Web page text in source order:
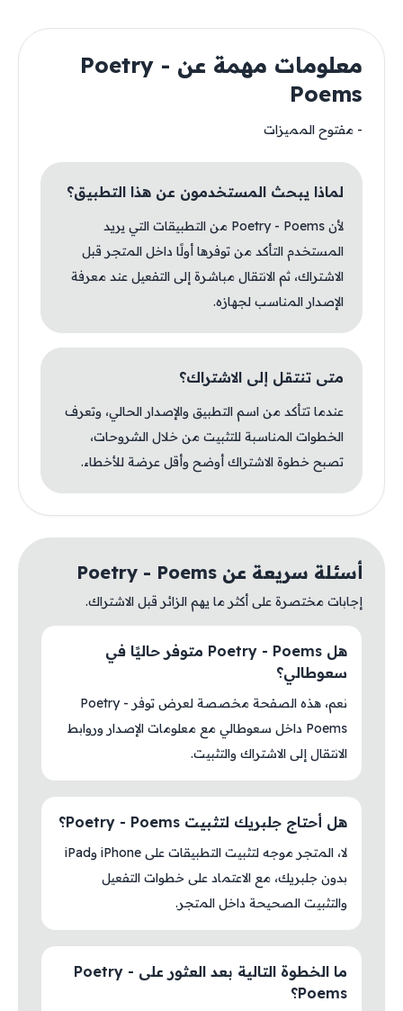
معلومات مهمة عن Poetry -
Poems
- مفتوح المميزات
لماذا يبحث المستخدمون عن هذا التطبيق؟
لأن Poetry - Poems من التطبيقات التي يريد
المستخدم التأكد من توفرها أولًا داخل المتجر قبل
الاشتراك، ثم الانتقال مباشرة إلى التفعيل عند معرفة
الإصدار المناسب لجهازه.
متى تنتقل إلى الاشتراك؟
عندما تتأكد من اسم التطبيق والإصدار الحالي، وتعرف
الخطوات المناسبة للتثبيت من خلال الشروحات،
تصبح خطوة الاشتراك أوضح وأقل عرضة للأخطاء.
أسئلة سريعة عن Poetry - Poems
إجابات مختصرة على أكثر ما يهم الزائر قبل الاشتراك.
هل Poetry - Poems متوفر حاليًا في
سعوطالي؟
نعم، هذه الصفحة مخصصة لعرض توفر Poetry -
Poems داخل سعوطالي مع معلومات الإصدار وروابط
الانتقال إلى الاشتراك والتثبيت.
هل أحتاج جلبريك لتثبيت Poetry - Poems؟
لا، المتجر موجه لتثبيت التطبيقات على iPhone وiPad
بدون جلبريك، مع الاعتماد على خطوات التفعيل
والتثبيت الصحيحة داخل المتجر.
ما الخطوة التالية بعد العثور على Poetry -
Poems؟